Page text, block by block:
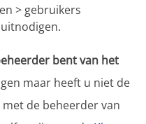
> gebruikers
bent van het
maar heeft u niet de
de beheerder van